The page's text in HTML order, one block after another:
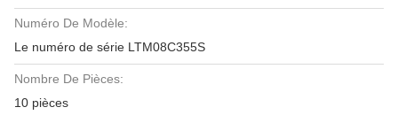
Numéro De Modèle:
Le numéro de série LTM08C355S
Nombre De Pièces:
10 pièces